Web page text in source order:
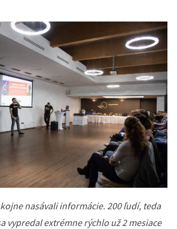
nasávali informácie. 200 ľudí, teda
vypredal extrémne rýchlo už 2 mesiace